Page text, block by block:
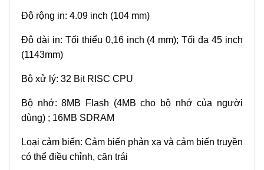
Độ rộng in: 4.09 inch (104 mm)
Độ dài in: Tối thiểu 0,16 inch (4 mm); Tối đa 45 inch
(1143mm)
Bộ xử lý: 32 Bit RISC CPU
Bộ nhớ: 8MB Flash (4MB cho bộ nhớ của người
dùng) ; 16MB SDRAM
Loại cảm biến: Cảm biến phản xạ và cảm biến truyền
có thể điều chỉnh, căn trái